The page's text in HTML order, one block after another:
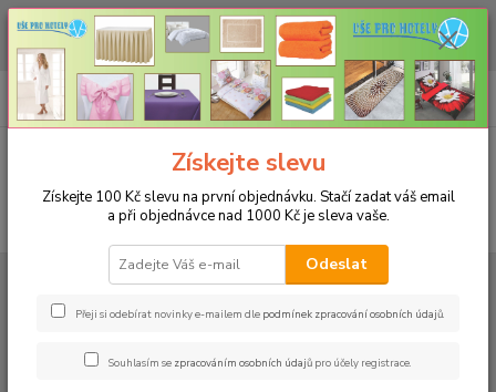
CHCETE NAKOUPIT VĚTŠÍ MNOŽSTVÍ NAŠICH PRODUKTŮ ZA LEPŠÍ
CENU? Klikněte ZDE
CZK
+420 773 794 023
Pondělí-pátek 9-16 hodin
0ks
za0 Kč
PROSTĚRADLA
Froté prostěradla s gumou - 190g/m2 - 45 barev
15 tmavě zelená
Froté prostěradlo 60x120cm -
Získejte slevu
Získejte 100 Kč slevu na první objednávku. Stačí zadat váš email
a při objednávce nad 1000 Kč je sleva vaše.
Odeslat
Přeji si odebírat novinky e-mailem dle podmínek zpracování osobních údajů.
Souhlasím se zpracováním osobních údajů pro účely registrace.